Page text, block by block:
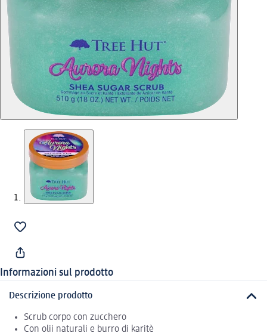
Informazioni sul prodotto
Descrizione prodotto
Scrub corpo con zucchero
Con olii naturali e burro di karitè